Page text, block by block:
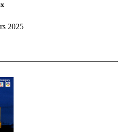
2025